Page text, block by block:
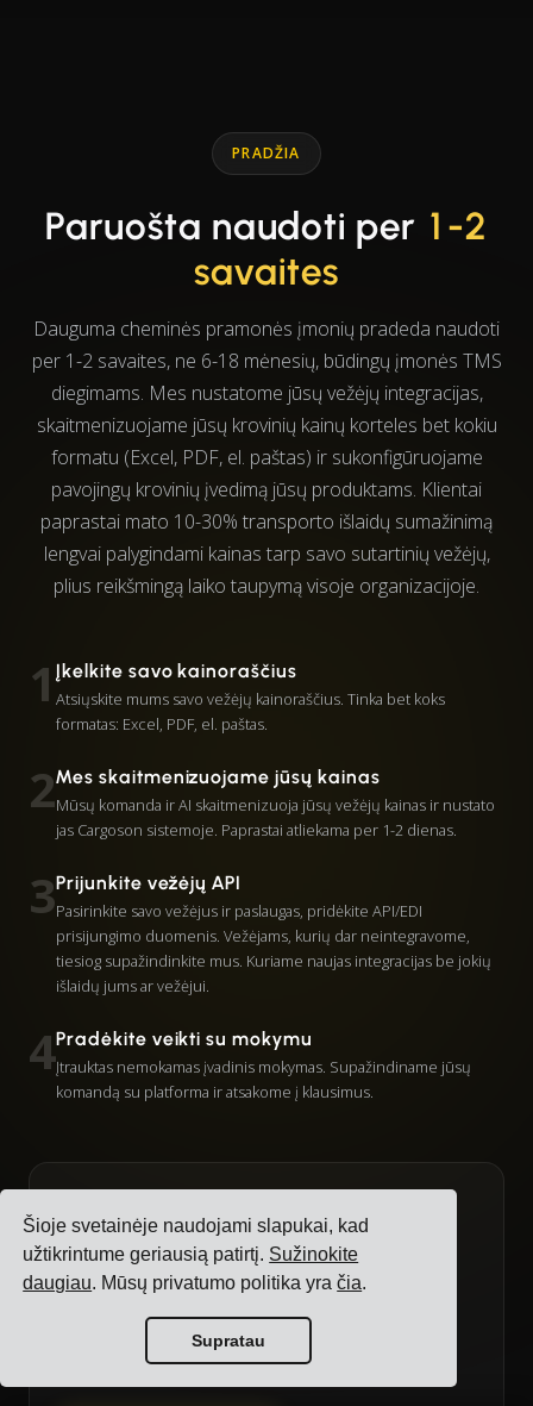
Šioje svetainėje naudojami slapukai, kad
užtikrintume geriausią patirtį. Sužinokite
daugiau. Mūsų privatumo politika yračia.
Supratau
PRADŽIA
Paruošta naudoti per 1-2
savaites
Dauguma cheminės pramonės įmonių pradeda naudoti
per 1-2 savaites, ne 6-18 mėnesių, būdingų įmonės TMS
diegimams. Mes nustatome jūsų vežėjų integracijas,
skaitmenizuojame jūsų krovinių kainų korteles bet kokiu
formatu (Excel, PDF, el. paštas) ir sukonfigūruojame
pavojingų krovinių įvedimą jūsų produktams. Klientai
paprastai mato 10-30% transporto išlaidų sumažinimą
lengvai palygindami kainas tarp savo sutartinių vežėjų,
plius reikšmingą laiko taupymą visoje organizacijoje.
1 Įkelkite savo kainoraščius
Atsiųskite mums savo vežėjų kainoraščius. Tinka bet koks
formatas: Excel, PDF, el. paštas.
2Mes skaitmenizuojame jūsų kainas
Mūsų komanda ir AI skaitmenizuoja jūsų vežėjų kainas ir nustato
jas Cargoson sistemoje. Paprastai atliekama per 1-2 dienas.
3Prijunkite vežėjų API
Pasirinkite savo vežėjus ir paslaugas, pridėkite API/EDI
prisijungimo duomenis. Vežėjams, kurių dar neintegravome,
tiesiog supažindinkite mus. Kuriame naujas integracijas be jokių
išlaidų jums ar vežėjui.
4Pradėkite veikti su mokymu
Įtrauktas nemokamas įvadinis mokymas. Supažindiname jūsų
komandą su platforma ir atsakome į klausimus.
Mūsų įdiegimo komanda padės jums prijungti
vežėjus, importuoti duomenis ir apmokyti jūsų
sukurti bandomąją paskyrą, kad galėtumėte